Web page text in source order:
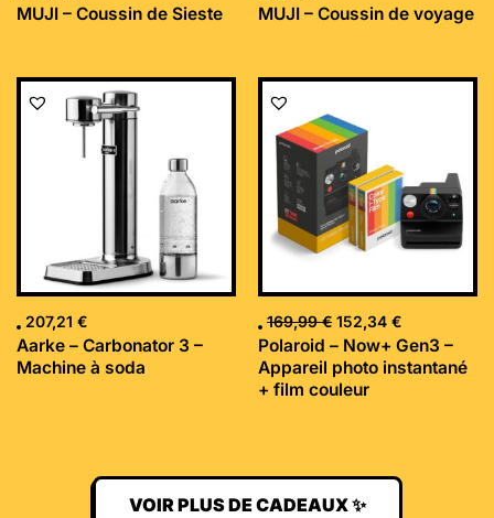
MUJI – Coussin de Sieste MUJI – Coussin de voyage
207,21 €
Aarke – Carbonator 3 –
Machine à soda
169,99€
Le
initial
était :
169,99 €.
152,34 €
Le
Polaroid – Now+ Gen3 –
Appareil photo instantané
+ film couleur
VOIR PLUS DE CADEAUX ✨